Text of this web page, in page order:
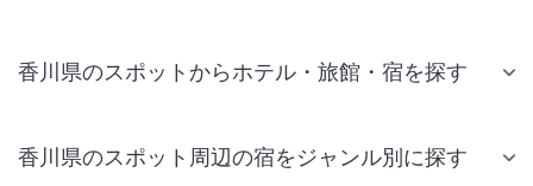
香川県のスポットからホテル・旅館・宿を探す
香川県のスポット周辺の宿をジャンル別に探す